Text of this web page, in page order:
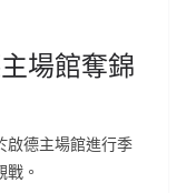
場館奪錦
啟德主場館進行季
。